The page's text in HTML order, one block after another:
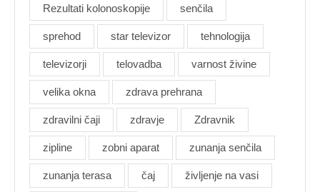
Rezultati kolonoskopije senčila
sprehod star televizor tehnologija
televizorji telovadba varnost živine
velika okna zdrava prehrana
zdravilni čaji zdravje Zdravnik
zipline zobni aparat zunanja senčila
zunanja terasa čaj življenje na vasi